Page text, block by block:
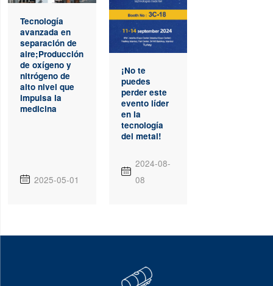
Tecnología
avanzada en
separación de
aire;Producción
de oxígeno y
nitrógeno de
alto nivel que
impulsa la
medicina
 2025-05-01
¡No te
puedes
perder este
evento líder
en la
tecnología
del metal!

2024-08-
08